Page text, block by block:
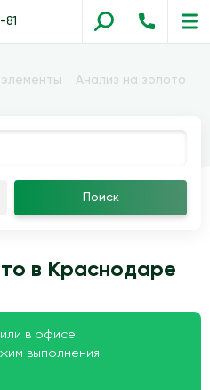
81
Анализ на золото
Поиск
в Краснодаре
в офисе
выполнения